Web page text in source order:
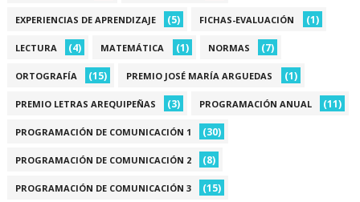
EXPERIENCIAS DE APRENDIZAJE (5) FICHAS-EVALUACIÓN (1)
LECTURA (4) MATEMÁTICA (1) NORMAS (7)
ORTOGRAFÍA (15) PREMIO JOSÉ MARÍA ARGUEDAS (1)
PREMIO LETRAS AREQUIPEÑAS (3) PROGRAMACIÓN ANUAL (11)
PROGRAMACIÓN DE COMUNICACIÓN 1 (30)
PROGRAMACIÓN DE COMUNICACIÓN 2 (8)
PROGRAMACIÓN DE COMUNICACIÓN 3 (15)